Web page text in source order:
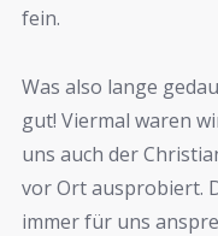
fein.
Was also lange
gut! Viermal waren
uns auch der
vor Ort ausprobiert.
immer für uns